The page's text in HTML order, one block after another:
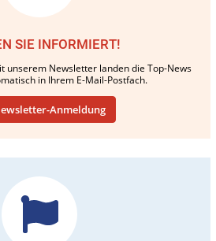
SIE INFORMIERT!
unserem Newsletter landen die Top-News
in Ihrem E-Mail-Postfach.
Anmeldung